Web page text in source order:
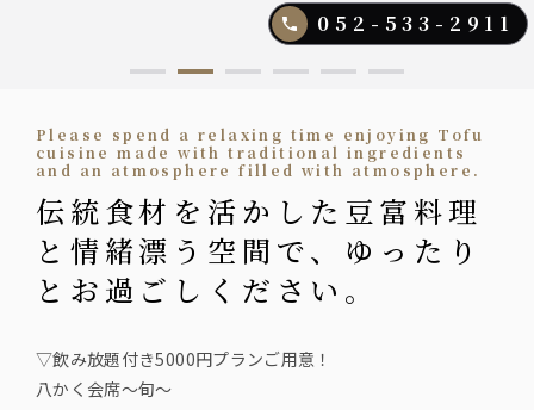
052-533-2911
Please spend a relaxing time enjoying Tofu
cuisine made with traditional ingredients
and an atmosphere filled with atmosphere.
伝統食材を活かした豆富料理
と情緒漂う空間で、ゆったり
とお過ごしください。
▽飲み放題付き5000円プランご用意！
八かく会席〜旬〜